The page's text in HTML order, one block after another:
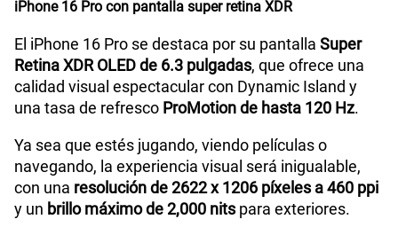
iPhone 16 Pro con pantalla super retina XDR
El iPhone 16 Pro se destaca por su pantalla Super
Retina XDR OLED de 6.3 pulgadas, que ofrece una
calidad visual espectacular con Dynamic Island y
una tasa de refresco ProMotion de hasta 120 Hz.
Ya sea que estés jugando, viendo películas o
navegando, la experiencia visual será inigualable,
con una resolución de 2622 x 1206 píxeles a 460 ppi
y un brillo máximo de 2,000 nitspara exteriores.